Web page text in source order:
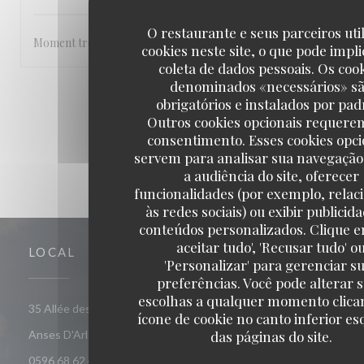
O restaurante e seus parceiros
cookies neste site, o que pode
coleta de dados pessoais. Os
denominados «necessários»
obrigatórios e instalados por
Outros cookies opcionais
consentimento. Esses cookies
servem para analisar sua
a audiência do site, oferecer
funcionalidades (por exemplo,
às redes sociais) ou exibir
conteúdos personalizados. Clique
aceitar tudo', 'Recusar tudo'
'Personalizar' para gerenciar
preferências. Você pode alterar
escolhas a qualquer momento
ícone de cookie no canto inferior
das páginas do site.
Moment très agréable les pieds dans l’eau , abrité du soleil et
1 2 3
LOCAL
35 Allée des Raisiniers, Quartier Grande Anse 97217 Les
Anses D'Arlet
((abre numa nova janela))
0596 68 62 44